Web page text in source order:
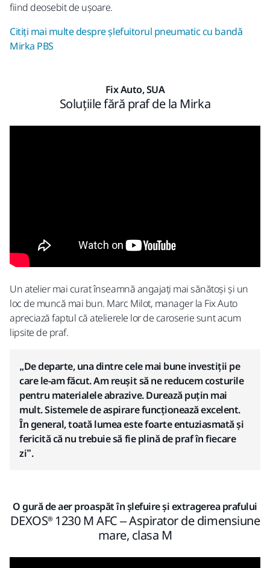
fiind deosebit de ușoare.
Citiți mai multe despre șlefuitorul pneumatic cu bandă
Mirka PBS
Fix Auto, SUA
Soluțiile fără praf de la Mirka
Un atelier mai curat înseamnă angajați mai sănătoși și un
loc de muncă mai bun.​ Marc Milot, manager la Fix Auto
apreciază faptul că atelierele lor de caroserie sunt acum
lipsite de praf.
„De departe, una dintre cele mai bune investiții pe
care le-am făcut. Am reușit să ne reducem costurile
pentru materialele abrazive. Durează puțin mai
mult. Sistemele de aspirare funcționează excelent.
În general, toată lumea este foarte entuziasmată și
fericită că nu trebuie să fie plină de praf în fiecare
zi”.
O gură de aer proaspăt în șlefuire și extragerea prafului
DEXOS® 1230 M AFC – Aspirator de dimensiune
mare, clasa M